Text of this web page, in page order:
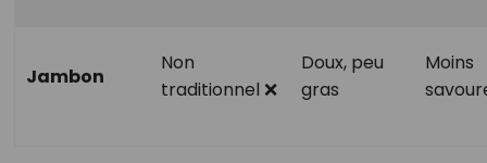
Jambon
Non
traditionnel ❌
Doux, peu
gras
Moins